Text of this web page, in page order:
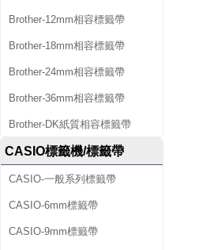
Brother-12mm相容標籤帶
Brother-18mm相容標籤帶
Brother-24mm相容標籤帶
Brother-36mm相容標籤帶
Brother-DK紙質相容標籤帶
CASIO標籤機/標籤帶
CASIO-一般系列標籤帶
CASIO-6mm標籤帶
CASIO-9mm標籤帶